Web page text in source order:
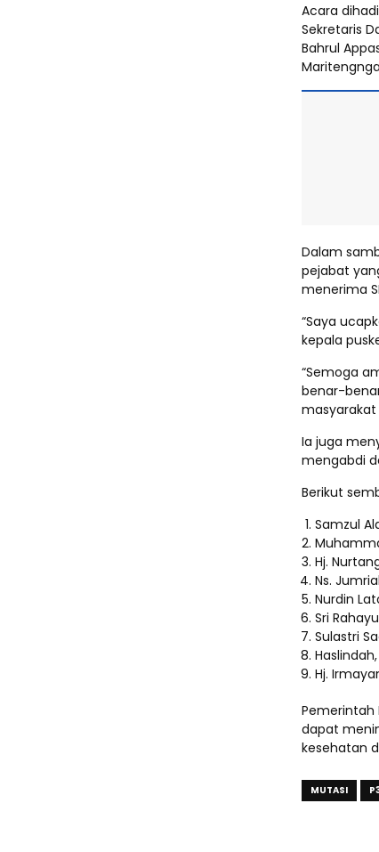
Acara
Sekretaris
Bahrul
Dalam
pejabat
menerima
“Saya
kepala
“Semoga
benar-
masyarakat
Ia juga
mengabdi
Berikut
Samzul
Hj.
Ns.
Nurdin
Sri
Sulastri
Hj.
Pemerintah
dapat
kesehatan
MUTASI